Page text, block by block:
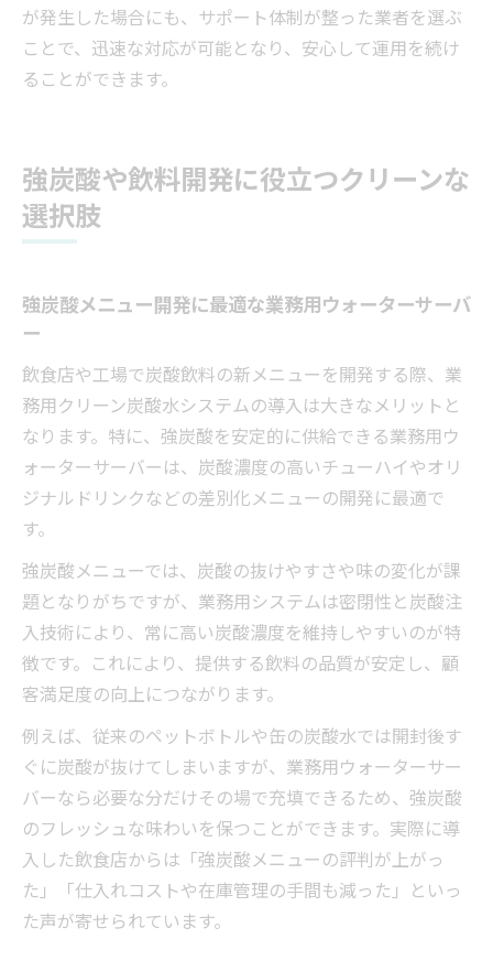
が発生した場合にも、サポート体制が整った業者を選ぶ
ことで、迅速な対応が可能となり、安心して運用を続け
ることができます。
強炭酸や飲料開発に役立つクリーンな
選択肢
強炭酸メニュー開発に最適な業務用ウォーターサーバ
ー
飲食店や工場で炭酸飲料の新メニューを開発する際、業
務用クリーン炭酸水システムの導入は大きなメリットと
なります。特に、強炭酸を安定的に供給できる業務用ウ
ォーターサーバーは、炭酸濃度の高いチューハイやオリ
ジナルドリンクなどの差別化メニューの開発に最適で
す。
強炭酸メニューでは、炭酸の抜けやすさや味の変化が課
題となりがちですが、業務用システムは密閉性と炭酸注
入技術により、常に高い炭酸濃度を維持しやすいのが特
徴です。これにより、提供する飲料の品質が安定し、顧
客満足度の向上につながります。
例えば、従来のペットボトルや缶の炭酸水では開封後す
ぐに炭酸が抜けてしまいますが、業務用ウォーターサー
バーなら必要な分だけその場で充填できるため、強炭酸
のフレッシュな味わいを保つことができます。実際に導
入した飲食店からは「強炭酸メニューの評判が上がっ
た」「仕入れコストや在庫管理の手間も減った」といっ
た声が寄せられています。